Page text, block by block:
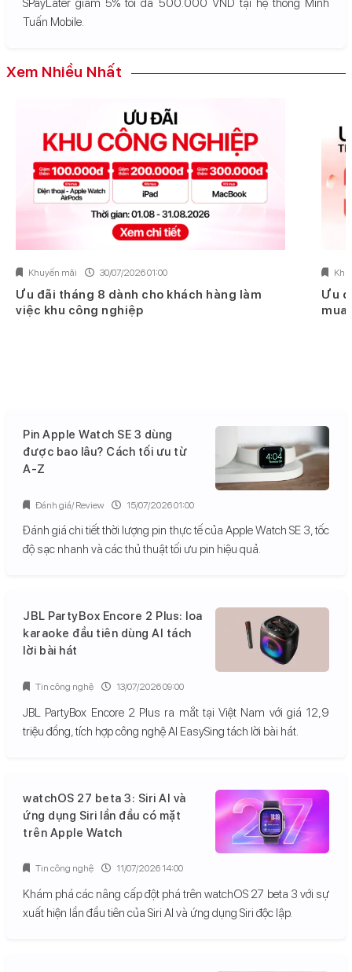
SPayLater giảm 5% tối đa 500.000 VND tại hệ thống Minh
Tuấn Mobile.
Xem Nhiều Nhất
Khuyến mãi 30/07/2026 01:00
Ưu đãi tháng 8 dành cho khách hàng làm
việc khu công nghiệp
Ưu
mua
Pin Apple Watch SE 3 dùng
được bao lâu? Cách tối ưu từ
A-Z
Đánh giá chi tiết thời lượng pin thực tế của Apple Watch SE 3, tốc
độ sạc nhanh và các thủ thuật tối ưu pin hiệu quả.
Đánh giá/ Review 15/07/2026 01:00
JBL PartyBox Encore 2 Plus: loa
karaoke đầu tiên dùng AI tách
lời bài hát
JBL PartyBox Encore 2 Plus ra mắt tại Việt Nam với giá 12,9
triệu đồng, tích hợp công nghệ AI EasySing tách lời bài hát.
Tin công nghệ 13/07/2026 09:00
watchOS 27 beta 3: Siri AI và
ứng dụng Siri lần đầu có mặt
trên Apple Watch
Khám phá các nâng cấp đột phá trên watchOS 27 beta 3 với sự
xuất hiện lần đầu tiên của Siri AI và ứng dụng Siri độc lập.
Tin công nghệ 11/07/2026 14:00